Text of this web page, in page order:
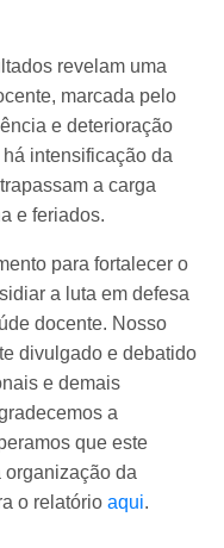
revelam uma
marcada pelo
e deterioração
intensificação da
a carga
e feriados.
para fortalecer o
a luta em defesa
docente. Nosso
divulgado e debatido
e demais
a
que este
organização da
o relatório aqui.